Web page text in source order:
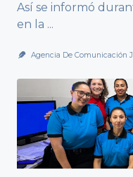
Así se informó
en la ...
Agencia De Comunicación